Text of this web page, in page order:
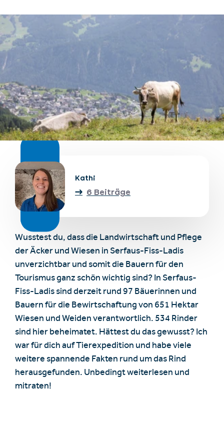
Unterkünfte finden
Ticket- &
Gutscheinshop
info@serfaus-fiss-ladis.at
Wusstest du, dass die Landwirtschaft und Pflege
der Äcker und Wiesen in Serfaus-Fiss-Ladis
unverzichtbar und somit die Bauern für den
Tourismus ganz schön wichtig sind? In Serfaus-
Fiss-Ladis sind derzeit rund 97 Bäuerinnen und
Bauern für die Bewirtschaftung von 651 Hektar
Wiesen und Weiden verantwortlich. 534 Rinder
sind hier beheimatet. Hättest du das gewusst? Ich
war für dich auf Tierexpedition und habe viele
weitere spannende Fakten rund um das Rind
herausgefunden. Unbedingt weiterlesen und
mitraten!
Kathi
6 Beiträge